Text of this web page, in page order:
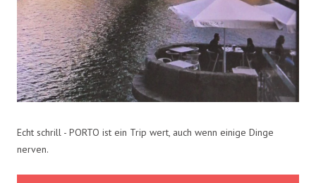
Echt schrill - PORTO ist ein Trip wert, auch wenn einige Dinge
nerven.